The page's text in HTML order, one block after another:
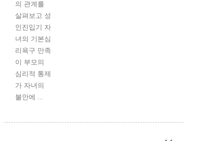
의 관계를
살펴보고 성
인진입기 자
녀의 기본심
리욕구 만족
이 부모의
심리적 통제
가 자녀의
불안에 ...